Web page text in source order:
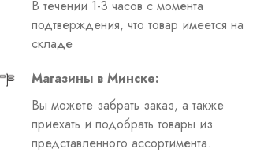
В течении 1-3 часов с момента
подтверждения, что товар имеется на
складе
Магазины в Минске:
Вы можете забрать заказ, а также
приехать и подобрать товары из
представленного ассортимента.